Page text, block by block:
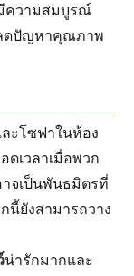
ความสมบูรณ์
ดปัญหาคุณภาพ
ละโซฟาในห้อง
เวลาเมื่อพวก
จเป็นพันธมิตรที่
นี้ยังสามารถวาง
น่ารักมากและ